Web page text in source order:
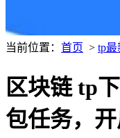
当前位置： 首页 > tp
区块链 tp
包任务，